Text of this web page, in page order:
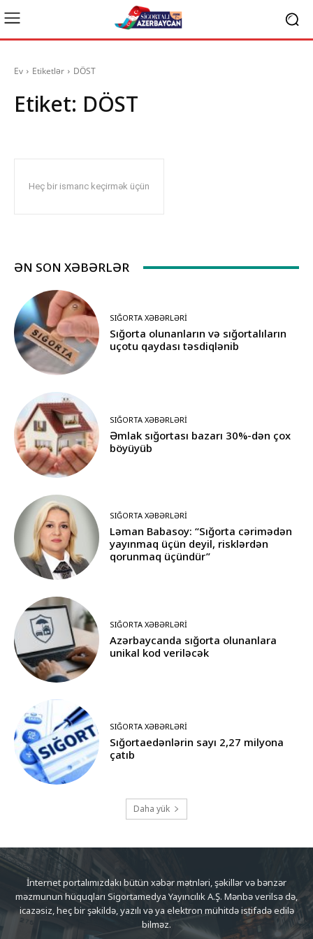
Ev Etiketlər DÖST
Etiket: DÖST
Heç bir ismarıc keçirmək üçün
ƏN SON XƏBƏRLƏR
SIĞORTA XƏBƏRLƏRI
Sığorta olunanların və sığortalıların
uçotu qaydası təsdiqlənib
SIĞORTA XƏBƏRLƏRI
Əmlak sığortası bazarı 30%-dən çox
böyüyüb
SIĞORTA XƏBƏRLƏRI
Ləman Babasoy: “Sığorta cərimədən
yayınmaq üçün deyil, risklərdən
qorunmaq üçündür”
SIĞORTA XƏBƏRLƏRI
Azərbaycanda sığorta olunanlara
unikal kod veriləcək
SIĞORTA XƏBƏRLƏRI
Sığortaedənlərin sayı 2,27 milyona
çatıb
Daha yük
İnternet portalımızdakı bütün xəbər mətnləri, şəkillər və bənzər
məzmunun hüquqları Sigortamedya Yayıncılık A.Ş. Mənbə verilsə də,
icazəsiz, heç bir şəkildə, yazılı və ya elektron mühitdə istifadə edilə
bilməz.